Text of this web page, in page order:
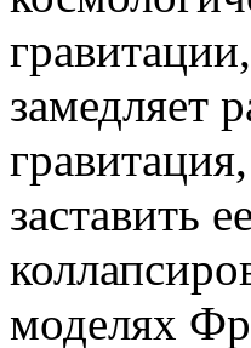
замедляет
заставить
моделях